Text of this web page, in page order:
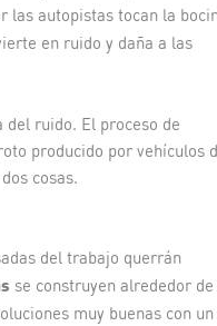
las autopistas tocan la
en ruido y daña a las
del ruido. El proceso de
producido por vehículos
cosas.
del trabajo querrán
se construyen alrededor de
muy buenas con un